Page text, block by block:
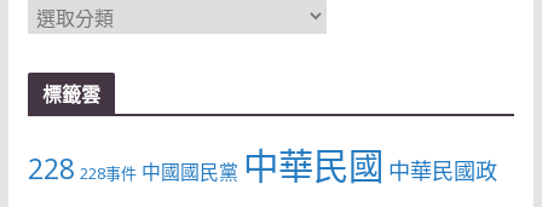
分
標籤雲
228 228事件 中國國民黨 中華民國 中華民國政